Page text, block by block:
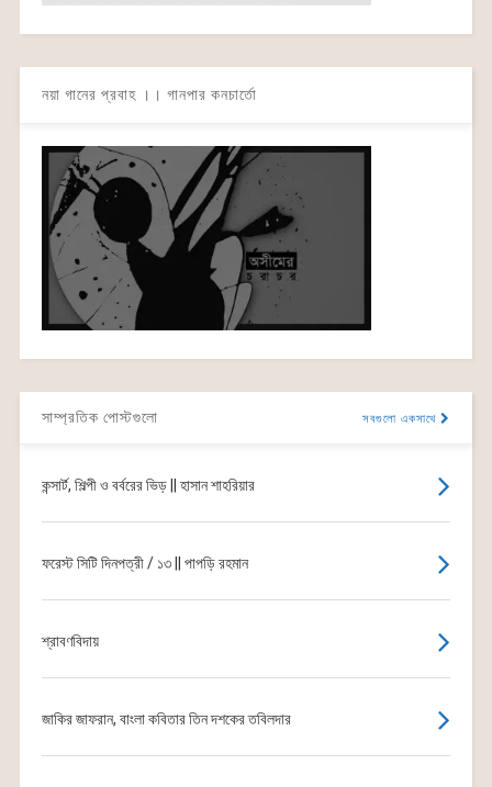
নয়া গানের প্রবাহ ।। গানপার কনচার্তো
সাম্প্রতিক পোস্টগুলো সবগুলো একসাথে
কন্সার্ট, শিল্পী ও বর্বরের ভিড় || হাসান শাহরিয়ার
ফরেস্ট সিটি দিনপত্রী / ১৩ || পাপড়ি রহমান
শ্রাবণবিদায়
জাকির জাফরান, বাংলা কবিতার তিন দশকের তবিলদার